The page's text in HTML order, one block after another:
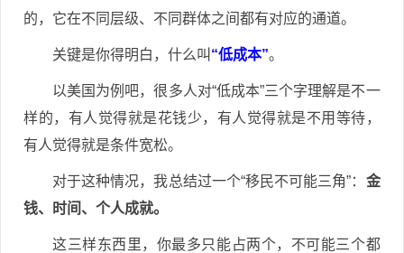
的，它在不同层级、不同群体之间都有对应的通道。
关键是你得明白，什么叫 “低成本”。
以美国为例吧，很多人对“低成本”三个字理解是不一
样的，有人觉得就是花钱少，有人觉得就是不用等待，
有人觉得就是条件宽松。
对于这种情况，我总结过一个“移民不可能三角”： 金
钱、时间、个人成就。
这三样东西里，你最多只能占两个，不可能三个都